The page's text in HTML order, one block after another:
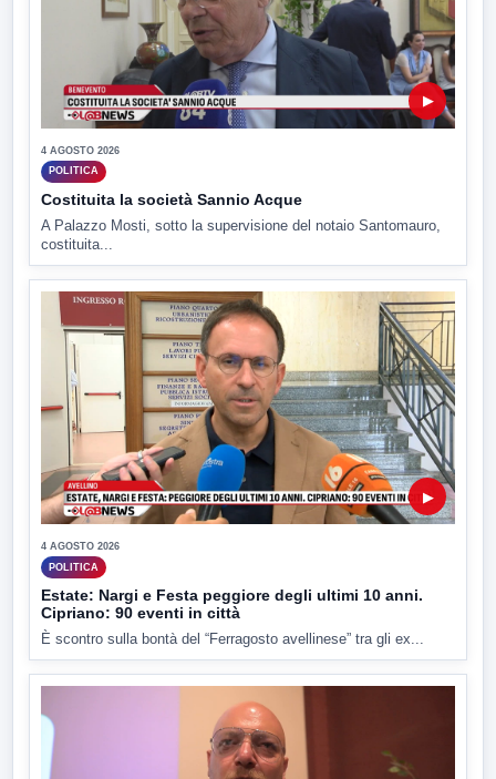
▶
4 AGOSTO 2026
POLITICA
Costituita la società Sannio Acque
A Palazzo Mosti, sotto la supervisione del notaio Santomauro,
costituita...
▶
4 AGOSTO 2026
POLITICA
Estate: Nargi e Festa peggiore degli ultimi 10 anni.
Cipriano: 90 eventi in città
È scontro sulla bontà del “Ferragosto avellinese” tra gli ex...